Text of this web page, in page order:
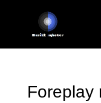
Foreplay